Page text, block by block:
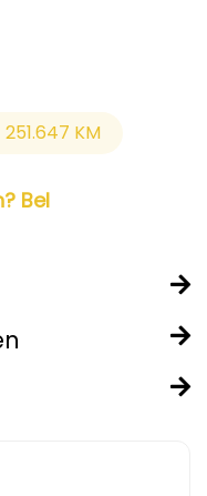
251.647 KM
Bel